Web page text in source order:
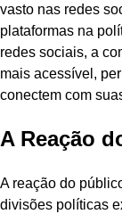
vasto nas redes
plataformas na
redes sociais, a
mais acessível,
conectem com
A Reação
A reação do
divisões políticas